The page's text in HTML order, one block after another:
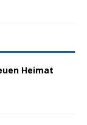
Heimat